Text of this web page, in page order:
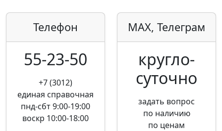
Телефон
55-23-50
+7 (3012)
единая справочная
пнд-сбт 9:00-19:00
воскр 10:00-18:00
MAX, Телеграм
кругло­
суточно
задать вопрос
по наличию
по ценам